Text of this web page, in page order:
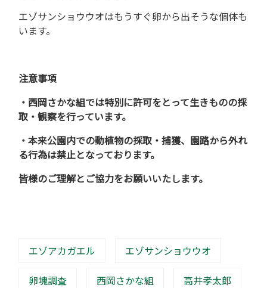
エゾサンショウウオはもうすぐ卵から出そうな個体も
います。
注意事項
・西岡さかな組では特別に許可をとって生きものの採
取・観察を行っています。
・本来公園内での動植物の採取・捕獲、園路から外れ
る行為は禁止となっております。
皆様のご理解とご協力をお願いいたします。
エゾアカガエル エゾサンショウウオ
卵塊調査 西岡さかな組 高井孝太郎